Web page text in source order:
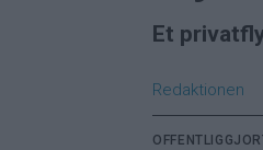
Et
Redaktionen